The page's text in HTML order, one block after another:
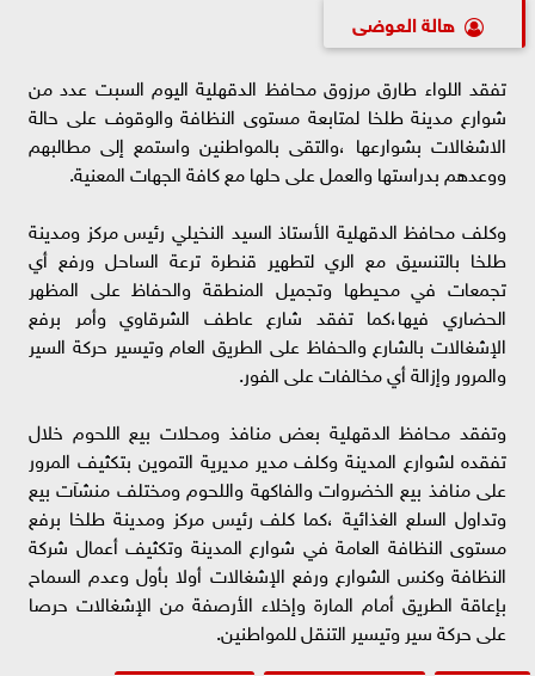
هالة العوضى
تفقد اللواء طارق مرزوق محافظ الدقهلية اليوم السبت عدد من
شوارع مدينة طلخا لمتابعة مستوى النظافة والوقوف على حالة
الاشغالات بشوارعها ،والتقى بالمواطنين واستمع إلى مطالبهم
ووعدهم بدراستها والعمل على حلها مع كافة الجهات المعنية.
وكلف محافظ الدقهلية الأستاذ السيد النخيلي رئيس مركز ومدينة
طلخا بالتنسيق مع الري لتطهير قنطرة ترعة الساحل ورفع أي
تجمعات في محيطها وتجميل المنطقة والحفاظ على المظهر
الحضاري فيها،كما تفقد شارع عاطف الشرقاوي وأمر برفع
الإشغالات بالشارع والحفاظ على الطريق العام وتيسير حركة السير
والمرور وإزالة أي مخالفات على الفور.
وتفقد محافظ الدقهلية بعض منافذ ومحلات بيع اللحوم خلال
تفقده لشوارع المدينة وكلف مدير مديرية التموين بتكثيف المرور
على منافذ بيع الخضروات والفاكهة واللحوم ومختلف منشآت بيع
وتداول السلع الغذائية ،كما كلف رئيس مركز ومدينة طلخا برفع
مستوى النظافة العامة في شوارع المدينة وتكثيف أعمال شركة
النظافة وكنس الشوارع ورفع الإشغالات أولا بأول وعدم السماح
بإعاقة الطريق أمام المارة وإخلاء الأرصفة من الإشغالات حرصا
على حركة سير وتيسير التنقل للمواطنين.